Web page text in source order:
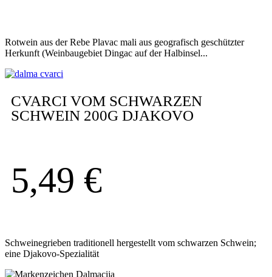
Rotwein aus der Rebe Plavac mali aus geografisch geschützter
Herkunft (Weinbaugebiet Dingac auf der Halbinsel...
CVARCI VOM SCHWARZEN
SCHWEIN 200G DJAKOVO
5,49 €
Schweinegrieben traditionell hergestellt vom schwarzen Schwein;
eine Djakovo-Spezialität